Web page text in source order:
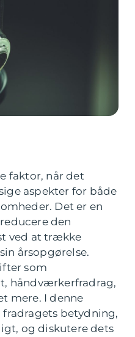
faktor, når det
aspekter for både
Det er en
den
ved at trække
årsopgørelse.
som
håndværkerfradrag,
mere. I denne
betydning,
og diskutere dets